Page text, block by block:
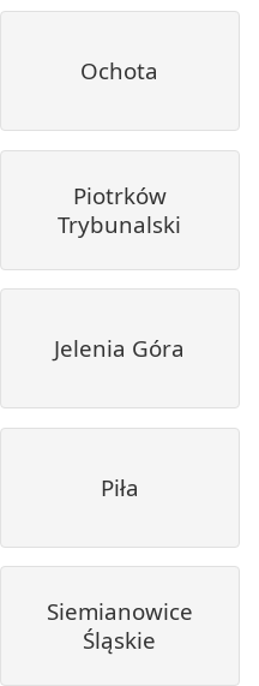
Ochota
Piotrków
Trybunalski
Jelenia Góra
Piła
Siemianowice
Śląskie